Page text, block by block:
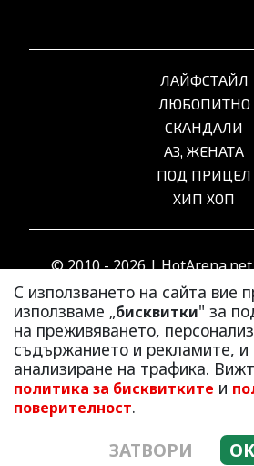
С използването на сайта вие
използваме „бисквитки" за
на преживяването,
съдържанието и рекламите, и
анализиране на трафика.
политика за бисквитките и
поверителност.
ЗАТВОРИ OK
ЛАЙФСТАЙЛ
ЛЮБОПИТНО
СКАНДАЛИ
АЗ, ЖЕНАТА
ПОД ПРИЦЕЛ
ХИП ХОП
© 2010 - 2026 |
запазени.
РЕКЛАМА
КОНТАКТИ
ОБЩИ
ПОЛИТИКА ЗА
ПОЛИТИКА ЗА